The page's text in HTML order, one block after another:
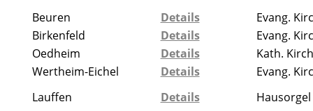
Beuren
Details
Evang.
Birkenfeld
Details
Evang.
Oedheim
Details
Kath.
Wertheim-Eichel
Details
Evang.
Lauffen
Details
Hausorgel